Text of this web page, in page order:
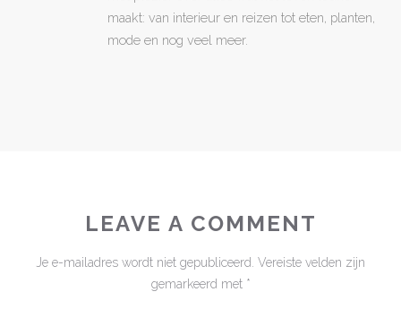
maakt: van interieur en reizen tot eten, planten,
mode en nog veel meer.
LEAVE A COMMENT
Je e-mailadres wordt niet gepubliceerd. Vereiste velden zijn
gemarkeerd met *